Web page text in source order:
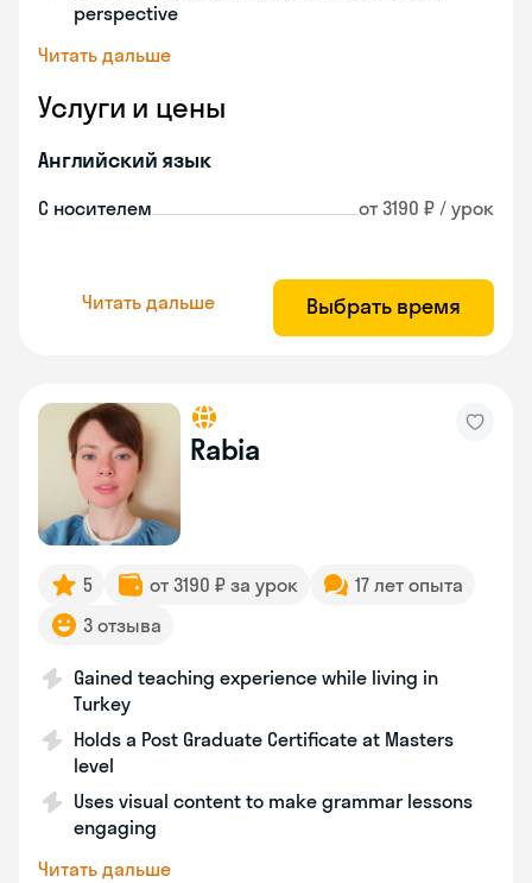
perspective
Читать дальше
Услуги и цены
Английский язык
С носителем от 3190 ₽ / урок
Читать дальше Выбрать время
Rabia
5 от 3190 ₽ за урок
17 лет опыта
3 отзыва
Gained teaching experience while living in
Turkey
Holds a Post Graduate Certificate at Masters
level
Uses visual content to make grammar lessons
engaging
Читать дальше